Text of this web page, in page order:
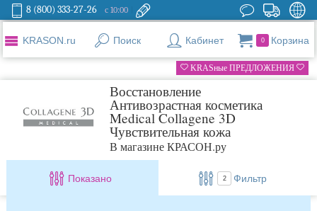
8 (800) 333-27-26 с 10:00
KRASON.ru Поиск Кабинет 0 Корзина
KRASные ПРЕДЛОЖЕНИЯ
Восстановление
Антивозрастная косметика
Medical Collagene 3D
Чувствительная кожа
В магазине КРАСОН.ру
Показано 2 Фильтр